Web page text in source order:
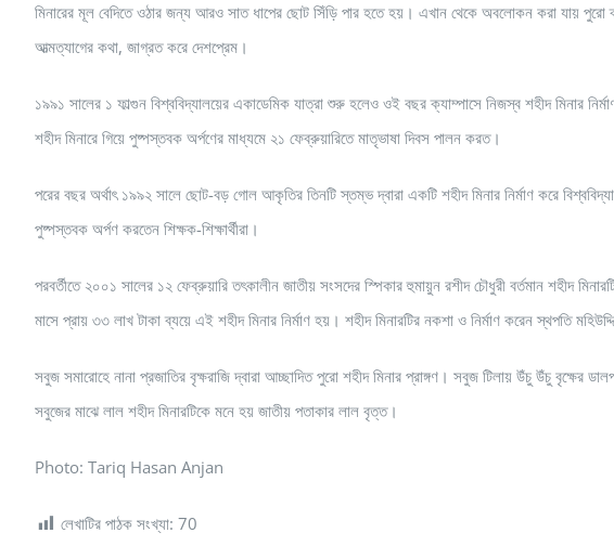
মিনারের মূল বেদিতে ওঠার জন্য আরও সাত ধাপের ছোট সিঁড়ি পার হতে হয়। এখান থেকে অবলোকন করা যায় পুরো
আত্মত্যাগের কথা, জাগ্রত করে দেশপ্রেম।
১৯৯১ সালের ১ ফাল্গুন বিশ্ববিদ্যালয়ের একাডেমিক যাত্রা শুরু হলেও ওই বছর ক্যাম্পাসে নিজস্ব শহীদ মিনার
শহীদ মিনারে গিয়ে পুষ্পস্তবক অর্পণের মাধ্যমে ২১ ফেব্রুয়ারিতে মাতৃভাষা দিবস পালন করত।
পরের বছর অর্থাৎ ১৯৯২ সালে ছোট-বড় গোল আকৃতির তিনটি স্তম্ভ দ্বারা একটি শহীদ মিনার নির্মাণ করে
পুষ্পস্তবক অর্পণ করতেন শিক্ষক-শিক্ষার্থীরা।
পরবর্তীতে ২০০১ সালের ১২ ফেব্রুয়ারি তৎকালীন জাতীয় সংসদের স্পিকার হুমায়ুন রশীদ চৌধুরী বর্তমান শহীদ
মাসে প্রায় ৩৩ লাখ টাকা ব্যয়ে এই শহীদ মিনার নির্মাণ হয়। শহীদ মিনারটির নকশা ও নির্মাণ করেন স্থপতি
সবুজ সমারোহে নানা প্রজাতির বৃক্ষরাজি দ্বারা আচ্ছাদিত পুরো শহীদ মিনার প্রাঙ্গণ। সবুজ টিলায় উঁচু উঁচু বৃক্ষের
সবুজের মাঝে লাল শহীদ মিনারটিকে মনে হয় জাতীয় পতাকার লাল বৃত্ত।
Photo: Tariq Hasan Anjan
লেখাটির পাঠক সংখ্যা: 70